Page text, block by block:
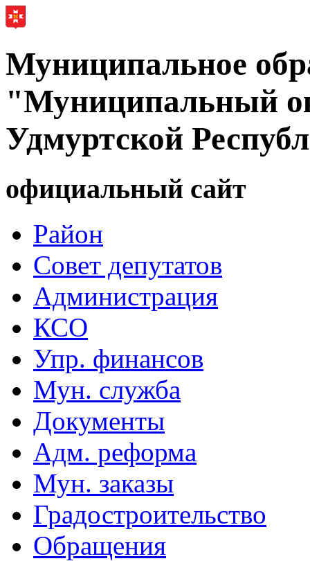
Муниципальное
"Муниципальный
Удмуртской
официальный сайт
Район
Совет депутатов
Администрация
КСО
Упр. финансов
Мун. служба
Документы
Адм. реформа
Мун. заказы
Градостроительство
Обращения